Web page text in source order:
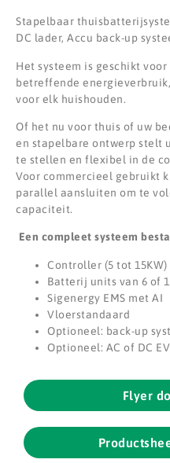
Stapelbaar
DC lader, Accu back-up
Het systeem is geschikt
betreffende
voor elk huishouden.
Of het nu voor thuis of uw
en stapelbare ontwerp stelt
te stellen en flexibel in de
Voor commercieel gebruikt
parallel aansluiten om te
capaciteit.
Een compleet systeem
Controller (5 tot 15KW)
Batterij units van 6 of
Sigenergy EMS met AI
Vloerstandaard
Optioneel: back-up
Optioneel: AC of DC
Flyer